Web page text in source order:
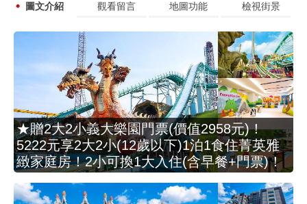
圖文介紹 觀看留言 地圖功能 檢視街景
★贈2大2小義大樂園門票(價值2958元)！
5222元享2大2小(12歲以下)1泊1食住菁英雅
緻家庭房！2小可換1大入住(含早餐+門票)！